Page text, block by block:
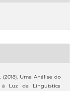
(2018). Uma Análise do
à Luz da Linguística